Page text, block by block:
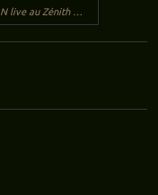
SAXON live au Zénith de Paris